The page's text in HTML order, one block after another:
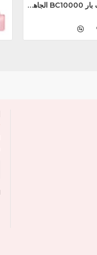
سحبة الف بار BC10000 الجاهزه خوخ و توت *